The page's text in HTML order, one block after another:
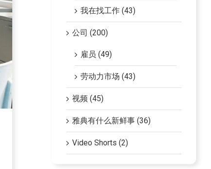
我在找工作 (43)
公司 (200)
雇员 (49)
劳动力市场 (43)
视频 (45)
雅典有什么新鲜事 (36)
Video Shorts (2)